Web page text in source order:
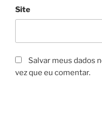
Site
Salvar meus dados
vez que eu comentar.